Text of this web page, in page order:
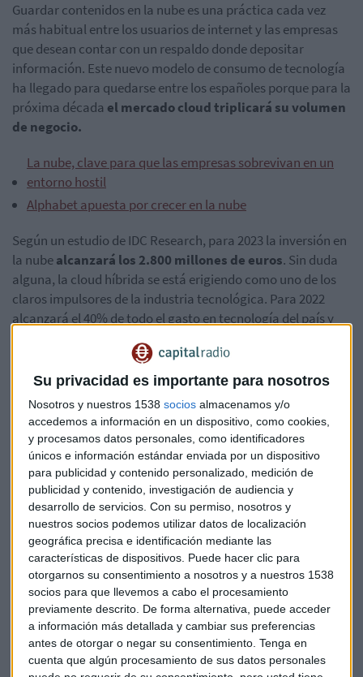
Su privacidad es importante para nosotros
Nosotros y nuestros 1538 socios almacenamos y/o
accedemos a información en un dispositivo, como cookies,
y procesamos datos personales, como identificadores
únicos e información estándar enviada por un dispositivo
para publicidad y contenido personalizado, medición de
publicidad y contenido, investigación de audiencia y
desarrollo de servicios. Con su permiso, nosotros y
nuestros socios podemos utilizar datos de localización
geográfica precisa e identificación mediante las
características de dispositivos. Puede hacer clic para
otorgarnos su consentimiento a nosotros y a nuestros 1538
socios para que llevemos a cabo el procesamiento
previamente descrito. De forma alternativa, puede acceder
a información más detallada y cambiar sus preferencias
antes de otorgar o negar su consentimiento. Tenga en
cuenta que algún procesamiento de sus datos personales
Guardar contenidos en la nube es una práctica cada vez
más habitual entre los usuarios de internet y las empresas
que desean contar con un respaldo donde depositar
información. Este nuevo modelo de consumo de tecnología
ha llegado para quedarse entre los españoles porque para la
próxima década el mercado cloud triplicará su volumen
de negocio.
La nube, clave para que las empresas sobrevivan en un
entorno hostil
Alphabet apuesta por crecer en la nube
Según un estudio de IDC Research, para 2023 la inversión en
la nubealcanzará los 2.800 millones de euros. Sin duda
alguna, la cloud híbrida se está erigiendo como uno de los
claros impulsores de la industria tecnológica. Para 2022
alcanzará el 40% de todo el gasto en tecnología del país y
Además, para 2024, el 90 % de las grandes compañías habrá
adoptado tecnologías "cloud" bajo modelos híbridos, que
conjugan las nubes privadas (controladas por la propia
empresa) y públicas (provistas por terceros). Es lo que se
conoce como estrategia "multicloud".